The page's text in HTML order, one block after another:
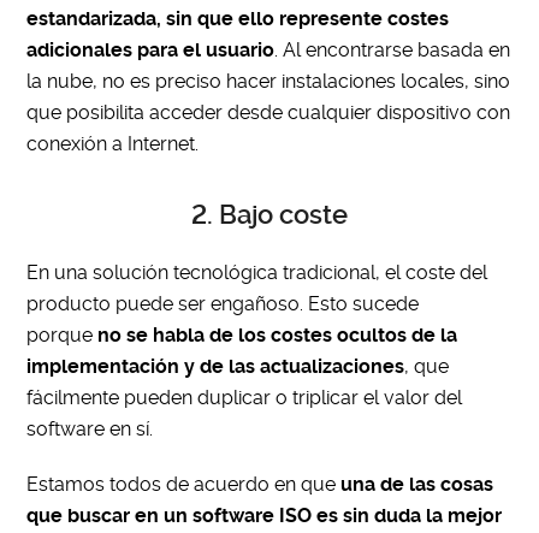
estandarizada, sin que ello represente costes
adicionales para el usuario . Al encontrarse basada en
la nube, no es preciso hacer instalaciones locales, sino
que posibilita acceder desde cualquier dispositivo con
conexión a Internet.
2. Bajo coste
En una solución tecnológica tradicional, el coste del
producto puede ser engañoso. Esto sucede
porque no se habla de los costes ocultos de la
implementación y de las actualizaciones, que
fácilmente pueden duplicar o triplicar el valor del
software en sí.
Estamos todos de acuerdo en queuna de las cosas
que buscar en un software ISO es sin duda la mejor